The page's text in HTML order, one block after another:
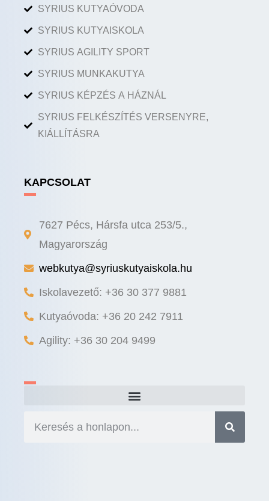
SYRIUS KUTYAÓVODA
SYRIUS KUTYAISKOLA
SYRIUS AGILITY SPORT
SYRIUS MUNKAKUTYA
SYRIUS KÉPZÉS A HÁZNÁL
SYRIUS FELKÉSZÍTÉS VERSENYRE,
KIÁLLÍTÁSRA
KAPCSOLAT
7627 Pécs, Hársfa utca 253/5.,
Magyarország
webkutya@syriuskutyaiskola.hu
Iskolavezető: +36 30 377 9881
Kutyaóvoda: +36 20 242 7911
Agility: +36 30 204 9499